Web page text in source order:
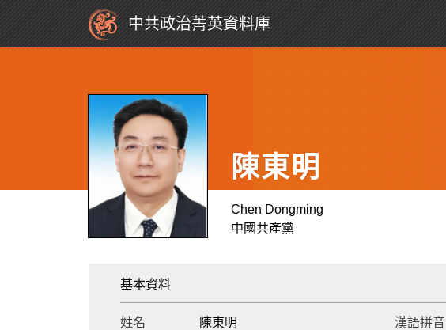
中共政治菁英資料庫
陳東明
Chen Dongming
中國共產黨
基本資料
姓名 陳東明 漢語拼音